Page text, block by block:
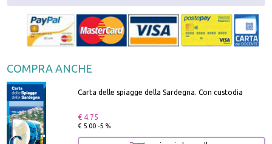
COMPRA ANCHE
Carta delle spiagge della Sardegna. Con custodia
€ 4.75
€ 5.00 -5 %